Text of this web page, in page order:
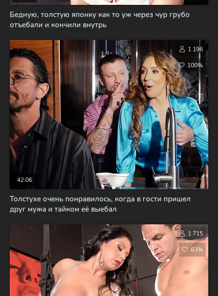
Бедную, толстую японку как то уж через чур грубо
отъебали и кончили внутрь
Толстухе очень понравилось, когда в гости пришел
друг мужа и тайком её выебал
42:06
1 196
100%
1 715
83%